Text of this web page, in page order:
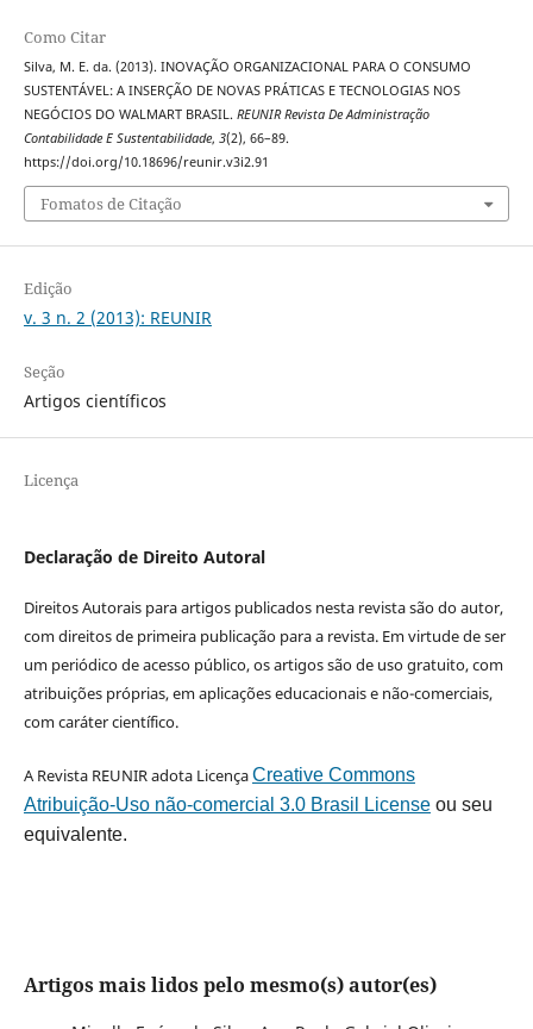
Como Citar
Silva, M. E. da. (2013). INOVAÇÃO ORGANIZACIONAL PARA O CONSUMO
SUSTENTÁVEL: A INSERÇÃO DE NOVAS PRÁTICAS E TECNOLOGIAS NOS
NEGÓCIOS DO WALMART BRASIL. REUNIR Revista De Administração
Contabilidade E Sustentabilidade, 3(2), 66–89.
https://doi.org/10.18696/reunir.v3i2.91
Fomatos de Citação
Edição
v. 3 n. 2 (2013): REUNIR
Seção
Artigos científicos
Licença
Declaração de Direito Autoral
Direitos Autorais para artigos publicados nesta revista são do autor,
com direitos de primeira publicação para a revista. Em virtude de ser
um periódico de acesso público, os artigos são de uso gratuito, com
atribuições próprias, em aplicações educacionais e não-comerciais,
com caráter científico.
A Revista REUNIR adota LicençaCreative Commons
Atribuição-Uso não-comercial 3.0 Brasil Licenseou seu
equivalente.
Artigos mais lidos pelo mesmo(s) autor(es)